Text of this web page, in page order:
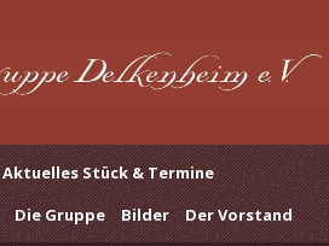
Aktuelles Stück & Termine
Die Gruppe Bilder Der Vorstand